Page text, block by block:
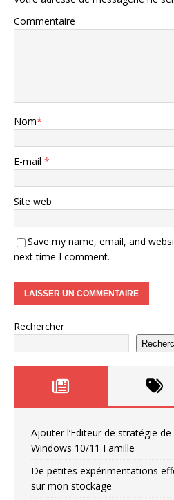
Commentaire
Nom*
E-mail *
Site web
Save my name, email, and
next time I comment.
Rechercher
Ajouter l’Editeur de stratégie
Windows 10/11 Famille
De petites expérimentations
sur mon stockage